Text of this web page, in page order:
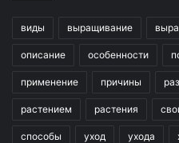
виды выращивание
описание особенности
применение причины
растением растения
способы уход ухода